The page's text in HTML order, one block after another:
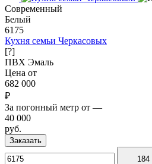
Современный
Белый
6175
Кухня семьи Черкасовых
[?]
ПВХ Эмаль
Цена от
682 000
₽
За погонный метр от —
40 000
руб.
Заказать
184